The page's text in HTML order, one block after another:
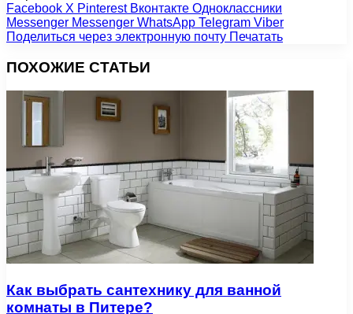
Facebook X Pinterest Вконтакте Одноклассники
Messenger Messenger WhatsApp Telegram Viber
Поделиться через электронную почту Печатать
ПОХОЖИЕ СТАТЬИ
Как выбрать сантехнику для ванной
комнаты в Питере?